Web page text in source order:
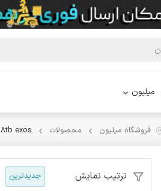
میلیون
فروشگاه میلیون محصولات 8tb exos
ترتیب نمایش جدیدترین